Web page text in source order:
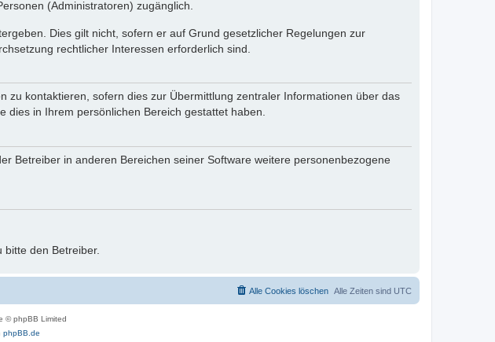
(Administratoren) zugänglich.
Dies gilt nicht, sofern er auf Grund gesetzlicher Regelungen zur
rechtlicher Interessen erforderlich sind.
kontaktieren, sofern dies zur Übermittlung zentraler Informationen über das
dies in Ihrem persönlichen Bereich gestattet haben.
Betreiber in anderen Bereichen seiner Software weitere personenbezogene
den Betreiber.
Alle Zeiten sind UTC
Alle Cookies löschen
© phpBB Limited
phpBB.de